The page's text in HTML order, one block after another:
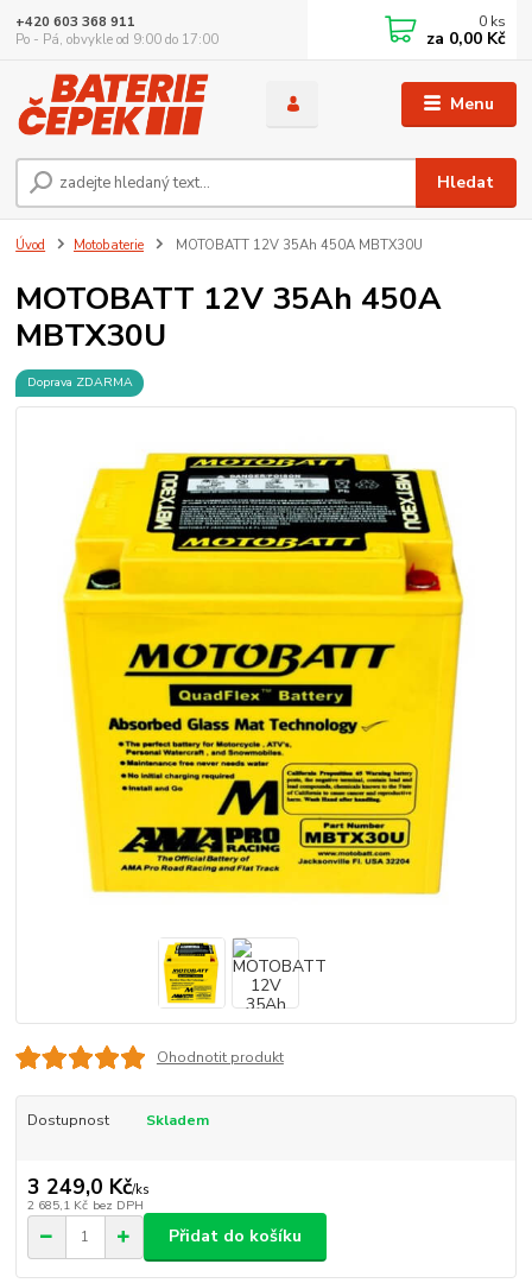
Menu
Hledat
+420 603 368 911
Po - Pá, obvykle od 9:00 do 17:00
0 ks
za 0,00 Kč
Úvod Motobaterie MOTOBATT 12V 35Ah 450A MBTX30U
MOTOBATT 12V 35Ah 450A
MBTX30U
Doprava ZDARMA
Ohodnotit produkt
Dostupnost Skladem
3 249,0 Kč/ks
2 685,1 Kč bez DPH
Přidat do košíku